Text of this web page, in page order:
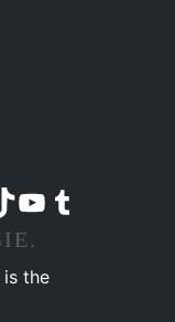
besuchen
Konto besuchen
TikTok-Konto besuchen
Unseren YouTube-Kanal besuchen
Unser Tumblr-Konto besuchen
is the